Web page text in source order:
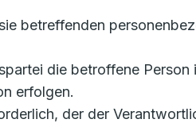
betreffenden
die betroffene Person
erfolgen.
der der